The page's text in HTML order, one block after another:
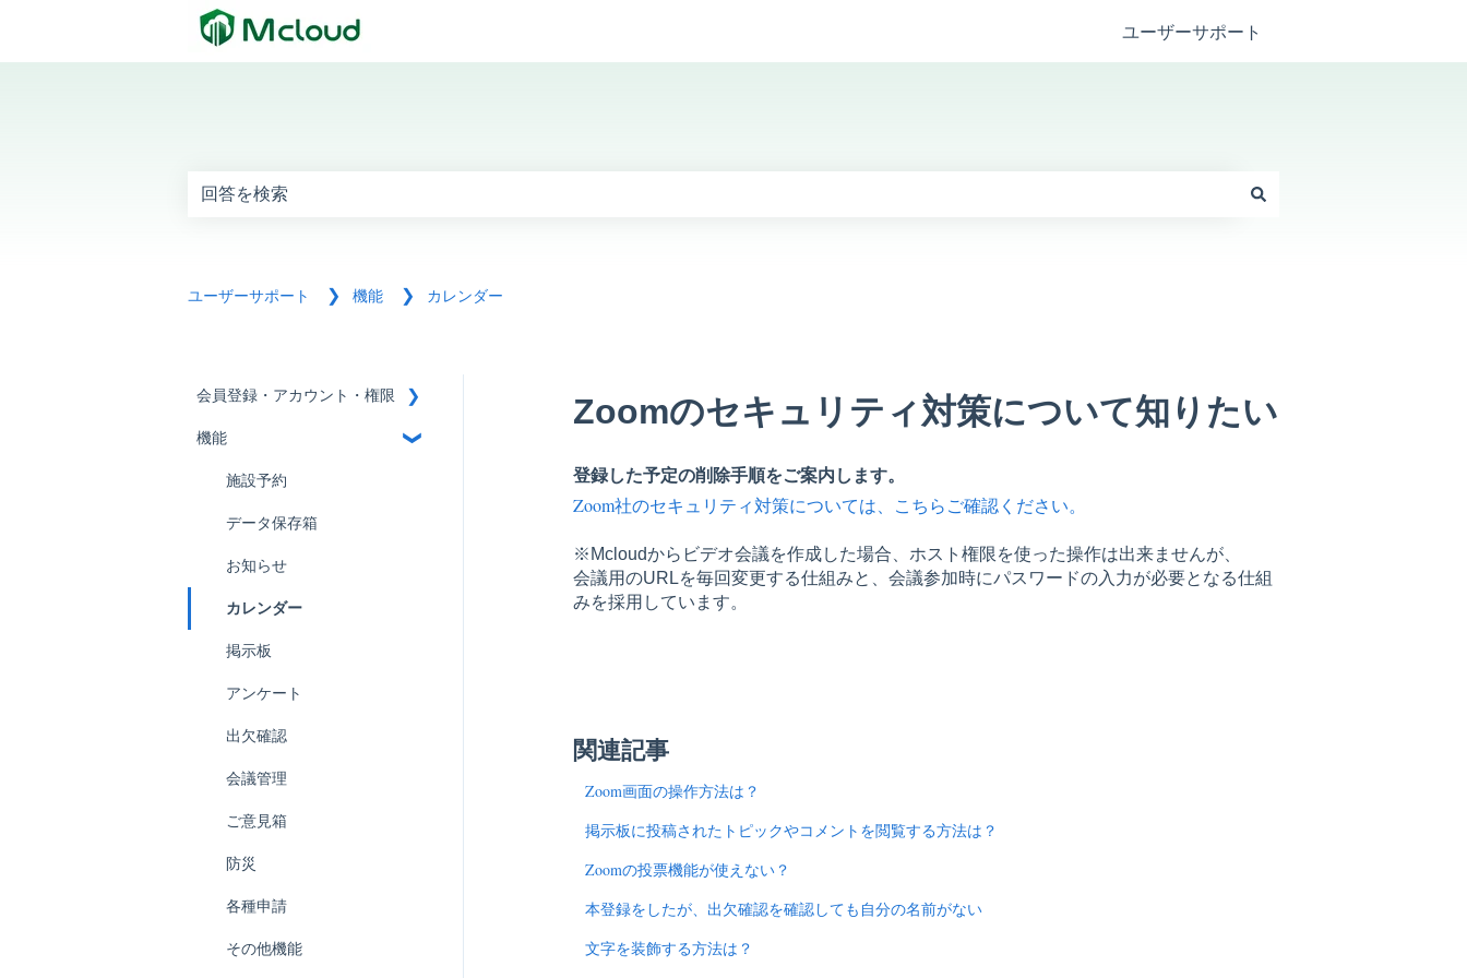
ユーザーサポート
これは、自動候補機能付きの検索フィールドです。
ユーザーサポート 機能 カレンダー
Zoomのセキュリティ対策について知りたい
登録した予定の削除手順をご案内します。
Zoom社のセキュリティ対策については、こちらご確認ください。
※Mcloudからビデオ会議を作成した場合、ホスト権限を使った操作は出来ませんが、
会議用のURLを毎回変更する仕組みと、会議参加時にパスワードの入力が必要となる仕組
みを採用しています。
関連記事
Zoom画面の操作方法は？
掲示板に投稿されたトピックやコメントを閲覧する方法は？
Zoomの投票機能が使えない？
本登録をしたが、出欠確認を確認しても自分の名前がない
文字を装飾する方法は？
会員登録・アカウント・権限
会員登録
アカウント
権限
機能
施設予約
データ保存箱
お知らせ
カレンダー
掲示板
アンケート
出欠確認
会議管理
ご意見箱
防災
各種申請
その他機能